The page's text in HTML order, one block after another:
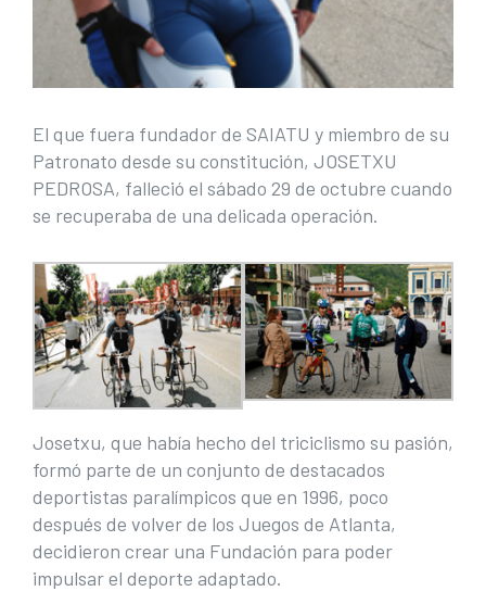
El que fuera fundador de SAIATU y miembro de su
Patronato desde su constitución, JOSETXU
PEDROSA, falleció el sábado 29 de octubre cuando
se recuperaba de una delicada operación.
Josetxu, que había hecho del triciclismo su pasión,
formó parte de un conjunto de destacados
deportistas paralímpicos que en 1996, poco
después de volver de los Juegos de Atlanta,
decidieron crear una Fundación para poder
impulsar el deporte adaptado.